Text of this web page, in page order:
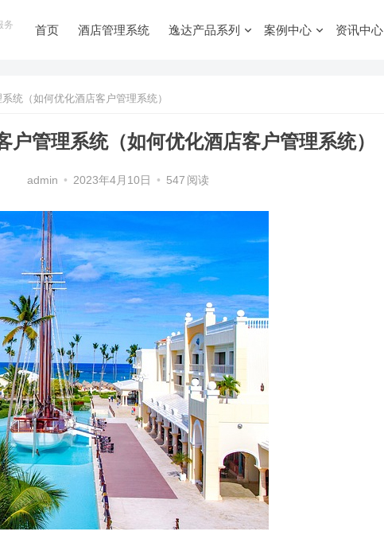
务
首页 酒店管理系统 逸达产品系列 案例中心 资讯中心
统（如何优化酒店客户管理系统）
户管理系统（如何优化酒店客户管理系统）
admin • 2023年4月10日 • 547 阅读